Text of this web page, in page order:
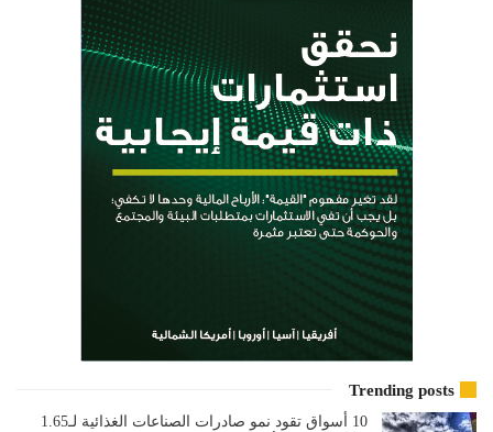
Trending posts
10 أسواق تقود نمو صادرات الصناعات الغذائية لـ1.65